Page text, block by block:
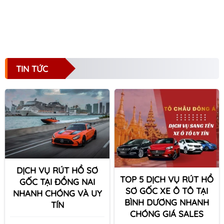
TIN TỨC
DỊCH VỤ RÚT HỒ SƠ
GỐC TẠI ĐỒNG NAI
NHANH CHÓNG VÀ UY
TÍN
TOP 5 DỊCH VỤ RÚT HỒ
SƠ GỐC XE Ô TÔ TẠI
BÌNH DƯƠNG NHANH
CHÓNG GIÁ SALES